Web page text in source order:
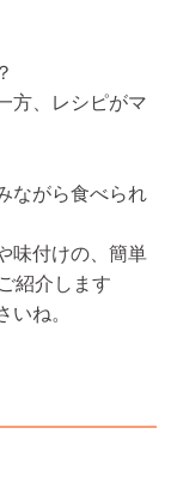
方、レシピがマ
ながら食べられ
味付けの、簡単
紹介します
いね。